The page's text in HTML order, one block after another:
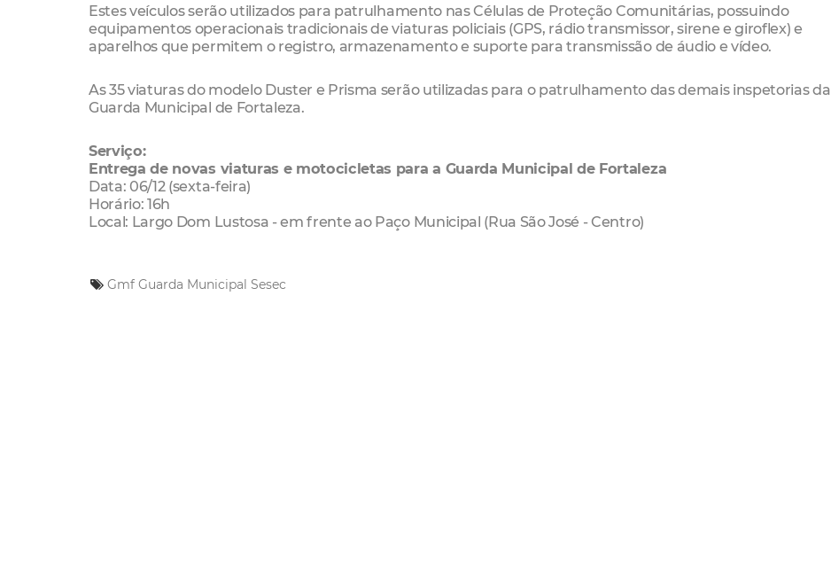
Estes veículos serão utilizados para patrulhamento nas Células de Proteção Comunitárias, possuindo
equipamentos operacionais tradicionais de viaturas policiais (GPS, rádio transmissor, sirene e giroflex) e
aparelhos que permitem o registro, armazenamento e suporte para transmissão de áudio e vídeo.
As 35 viaturas do modelo Duster e Prisma serão utilizadas para o patrulhamento das demais inspetorias da
Guarda Municipal de Fortaleza.
Serviço:
Entrega de novas viaturas e motocicletas para a Guarda Municipal de Fortaleza
Data: 06/12 (sexta-feira)
Horário: 16h
Local: Largo Dom Lustosa - em frente ao Paço Municipal (Rua São José - Centro)
Gmf Guarda Municipal Sesec